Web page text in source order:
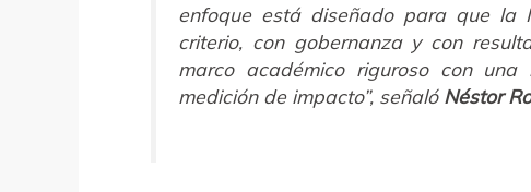
enfoque está diseñado para que la
criterio, con gobernanza y con
marco académico riguroso con
medición de impacto”, señaló Néstor